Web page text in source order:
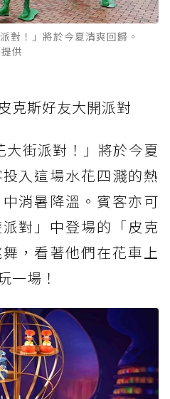
對！」將於今夏清爽回歸。
供
克斯好友大開派對
大街派對！」將於今夏
入這場水花四濺的熱
消暑降溫。賓客亦可
對」中登場的「皮克
，看著他們在花車上
一場！